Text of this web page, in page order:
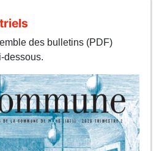
des bulletins (PDF)
dessous.